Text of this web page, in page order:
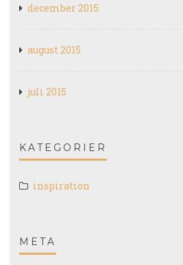
december 2015
august 2015
juli 2015
KATEGORIER
inspiration
META